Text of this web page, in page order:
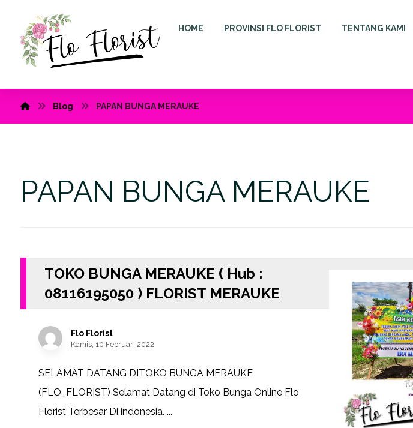
HOME PROVINSI FLO FLORIST TENTANG KAMI
Blog PAPAN BUNGA MERAUKE
PAPAN BUNGA MERAUKE
TOKO BUNGA MERAUKE ( Hub :
08116195050 ) FLORIST MERAUKE
Flo Florist
Kamis, 10 Februari 2022
SELAMAT DATANG DITOKO BUNGA MERAUKE
(FLO_FLORIST) Selamat Datang di Toko Bunga Online Flo
Florist Terbesar Di indonesia. ...